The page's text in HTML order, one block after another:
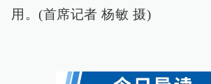
用。(首席记者 杨敏 摄)